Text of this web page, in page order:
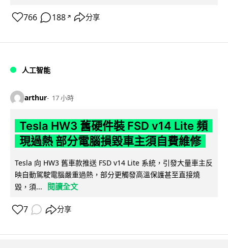
766 188 ↗ 分享
人工智能
arthur 17 小時
Tesla HW3 舊硬件裝 FSD v14 Lite 頻
現過熱 部分電腦損毀車主須自費維修
Tesla 向 HW3 舊車款推送 FSD v14 Lite 系統，引發大量車主反
映自動駕駛電腦嚴重過熱，部分更觸發高溫保護甚至直接燒
毀，須...
閱讀全文
7 分享